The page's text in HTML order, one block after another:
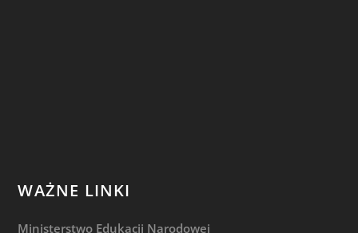
WAŻNE LINKI
Ministerstwo Edukacji Narodowej